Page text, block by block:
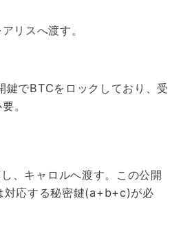
リスへ渡す。
でBTCをロックしており、受
。
、キャロルへ渡す。この公開
対応する秘密鍵(a+b+c)が必